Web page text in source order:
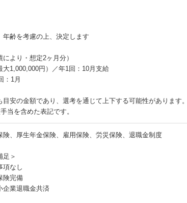
齢を考慮の上、決定します
により・想定2ヶ月分）
大1,000,000円）／年1回：10月支給
：1月
安の金額であり、選考を通じて上下する可能性があります。
当を含めた表記です。
険、厚生年金保険、雇用保険、労災保険、退職金制度
足＞
項なし
険完備
企業退職金共済